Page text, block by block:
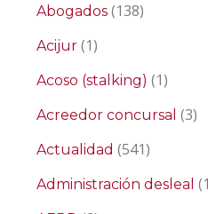
Abogados (138)
Acijur (1)
Acoso (stalking) (1)
Acreedor concursal (3)
Actualidad (541)
Administración desleal